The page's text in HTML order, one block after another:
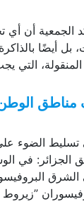
الجمعية أن
أيضًا
التي
مناطق
الضوء على
في
الشرق
”زيروط